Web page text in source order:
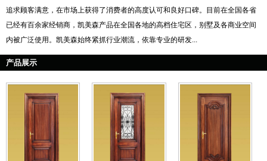
追求顾客满意，在市场上获得了消费者的高度认可和良好口碑。目前在全国各省
已经有百余家经销商，凯美森产品在全国各地的高档住宅区，别墅及各商业空间
内被广泛使用。凯美森始终紧抓行业潮流，依靠专业的研发...
产品展示